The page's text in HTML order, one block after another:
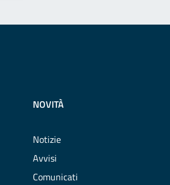
NOVITÀ
Notizie
Avvisi
Comunicati